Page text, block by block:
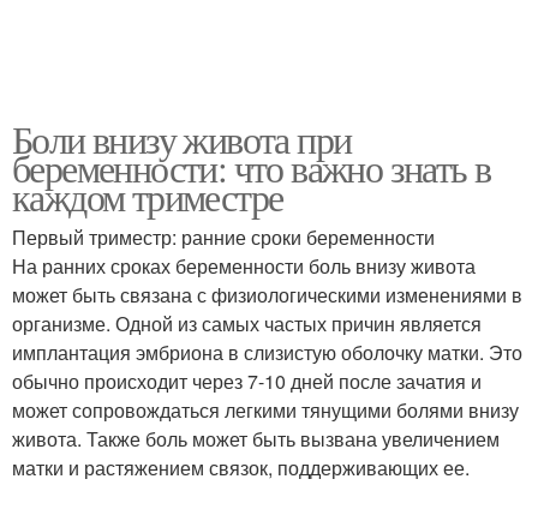
Боли внизу живота при
беременности: что важно знать в
каждом триместре
Первый триместр: ранние сроки беременности
На ранних сроках беременности боль внизу живота
может быть связана с физиологическими изменениями в
организме. Одной из самых частых причин является
имплантация эмбриона в слизистую оболочку матки. Это
обычно происходит через 7-10 дней после зачатия и
может сопровождаться легкими тянущими болями внизу
живота. Также боль может быть вызвана увеличением
матки и растяжением связок, поддерживающих ее.